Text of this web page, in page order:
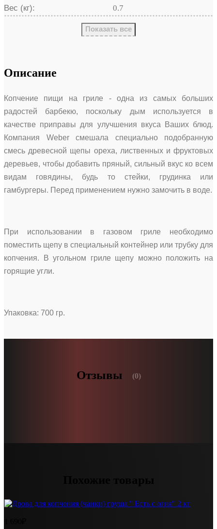
Вес (кг): 0.7
Показать все
Описание
Копчение пищи на гриле - одна из самых больших
радостей барбекю, поскольку дым используется в
качестве приправы для улучшения вкуса Ваших блюд.
Компания Weber смешала специально подобранную
смесь древесной щепы ореха, лиственных и фруктовых
деревьев, чтобы добавить пряный, сильный вкус ко всем
видам говядины, будь то стейки, грудинка или
гамбургеры. Перед применением нужно замочить в воде.
При использовании в газовом гриле необходимо
поместить щепу в специальный контейнер или трубку для
копчения. В угольном гриле щепу можно положить на
горящие угли.
Упаковка: 700 гр.
Отзывы (0)